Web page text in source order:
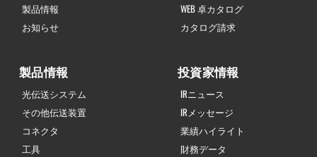
製品情報
お知らせ
WEB 卓カタログ
カタログ請求
製品情報
光伝送システム
その他伝送装置
コネクタ
工具
投資家情報
IRニュース
IRメッセージ
業績ハイライト
財務データ